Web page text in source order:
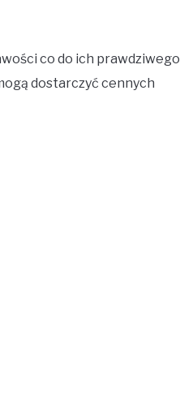
co do ich prawdziwego
dostarczyć cennych